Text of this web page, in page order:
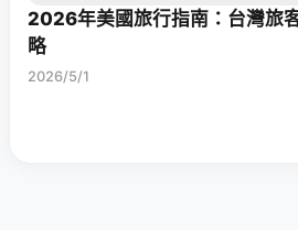
2026年美國旅行指南：台灣旅
略
2026/5/1